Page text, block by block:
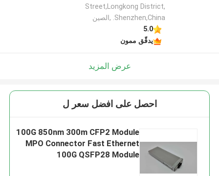
Street,Longkong District,
Shenzhen,China. ,الصين
5.0
يدقّق ممون
عرض المزيد
احصل على افضل سعر ل
100G 850nm 300m CFP2 Module
MPO Connector Fast Ethernet
100G QSFP28 Module